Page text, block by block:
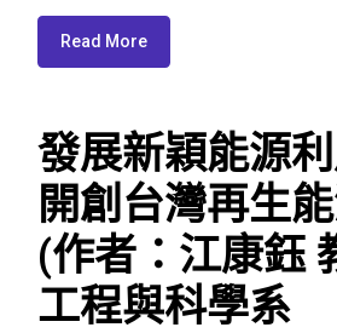
Read More
發展新穎能源
開創台灣再生
(作者：江康鈺
工程與科學系